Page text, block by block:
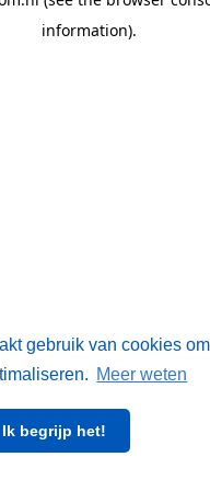
gebruik van cookies
Meer weten
Ik begrijp het!
information).